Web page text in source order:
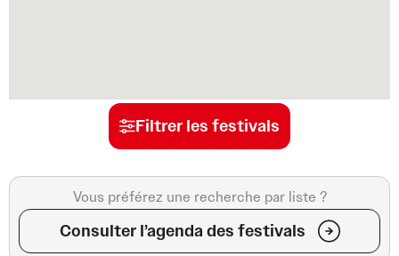
Filtrer les festivals
Vous préférez une recherche par liste ?
Consulter l’agenda des festivals